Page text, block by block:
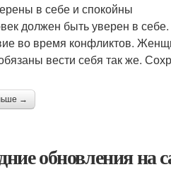
в себе и спокойны
должен быть уверен в
во время конфликтов.
вести себя так же.
→
обновления на